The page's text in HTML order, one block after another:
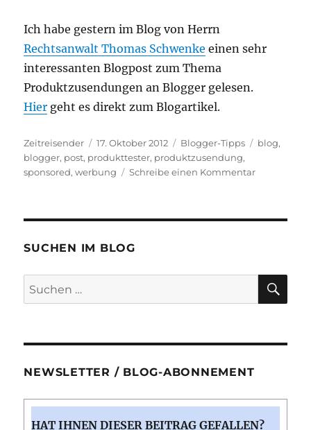
Ich habe gestern im Blog von Herrn
Rechtsanwalt Thomas Schwenke einen sehr
interessanten Blogpost zum Thema
Produktzusendungen an Blogger gelesen.
Hier geht es direkt zum Blogartikel.
Autor
Zeitreisender
Veröffentlicht
am
17. Oktober 2012 Kategorien
Blogger-Tipps blog,
blogger, post, produkttester, produktzusendung,
sponsored,werbung Schreibe einen Kommentarzu
SUCHEN IM BLOG
Suchen
nach:
NEWSLETTER / BLOG-ABONNEMENT
HAT IHNEN DIESER BEITRAG GEFALLEN?